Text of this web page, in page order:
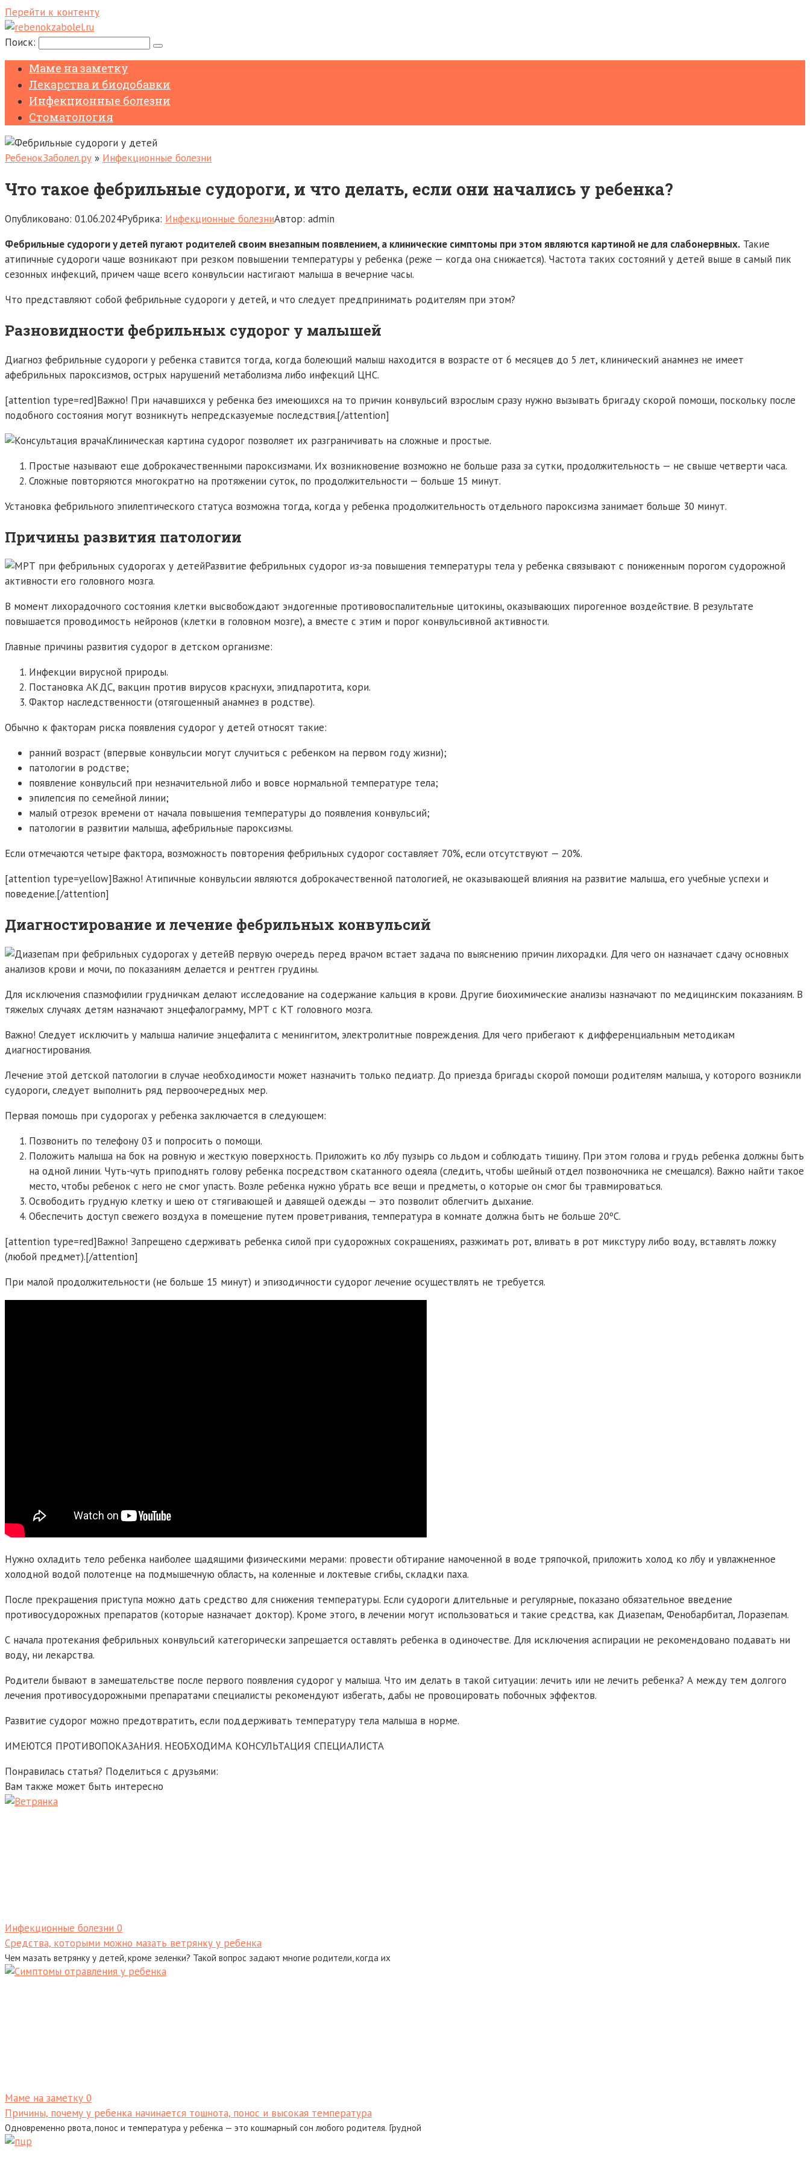
Перейти к контенту
Поиск:
Маме на заметку
Лекарства и биодобавки
Инфекционные болезни
Стоматология
РебенокЗаболел.ру » Инфекционные болезни
Что такое фебрильные судороги, и что делать, если они начались у ребенка?
Опубликовано: 01.06.2024Рубрика: Инфекционные болезниАвтор: admin
Фебрильные судороги у детей пугают родителей своим внезапным появлением, а клинические симптомы при этом являются картиной не для слабонервных. Такие
атипичные судороги чаще возникают при резком повышении температуры у ребенка (реже — когда она снижается). Частота таких состояний у детей выше в самый пик
сезонных инфекций, причем чаще всего конвульсии настигают малыша в вечерние часы.
Что представляют собой фебрильные судороги у детей, и что следует предпринимать родителям при этом?
Разновидности фебрильных судорог у малышей
Диагноз фебрильные судороги у ребенка ставится тогда, когда болеющий малыш находится в возрасте от 6 месяцев до 5 лет, клинический анамнез не имеет
афебрильных пароксизмов, острых нарушений метаболизма либо инфекций ЦНС.
[attention type=red]Важно! При начавшихся у ребенка без имеющихся на то причин конвульсий взрослым сразу нужно вызывать бригаду скорой помощи, поскольку после
подобного состояния могут возникнуть непредсказуемые последствия.[/attention]
Клиническая картина судорог позволяет их разграничивать на сложные и простые.
Простые называют еще доброкачественными пароксизмами. Их возникновение возможно не больше раза за сутки, продолжительность — не свыше четверти часа.
Сложные повторяются многократно на протяжении суток, по продолжительности — больше 15 минут.
Установка фебрильного эпилептического статуса возможна тогда, когда у ребенка продолжительность отдельного пароксизма занимает больше 30 минут.
Причины развития патологии
Развитие фебрильных судорог из-за повышения температуры тела у ребенка связывают с пониженным порогом судорожной
активности его головного мозга.
В момент лихорадочного состояния клетки высвобождают эндогенные противовоспалительные цитокины, оказывающих пирогенное воздействие. В результате
повышается проводимость нейронов (клетки в головном мозге), а вместе с этим и порог конвульсивной активности.
Главные причины развития судорог в детском организме:
Инфекции вирусной природы.
Постановка АКДС, вакцин против вирусов краснухи, эпидпаротита, кори.
Фактор наследственности (отягощенный анамнез в родстве).
Обычно к факторам риска появления судорог у детей относят такие:
ранний возраст (впервые конвульсии могут случиться с ребенком на первом году жизни);
патологии в родстве;
появление конвульсий при незначительной либо и вовсе нормальной температуре тела;
эпилепсия по семейной линии;
малый отрезок времени от начала повышения температуры до появления конвульсий;
патологии в развитии малыша, афебрильные пароксизмы.
Если отмечаются четыре фактора, возможность повторения фебрильных судорог составляет 70%, если отсутствуют — 20%.
[attention type=yellow]Важно! Атипичные конвульсии являются доброкачественной патологией, не оказывающей влияния на развитие малыша, его учебные успехи и
поведение.[/attention]
Диагностирование и лечение фебрильных конвульсий
В первую очередь перед врачом встает задача по выяснению причин лихорадки. Для чего он назначает сдачу основных
анализов крови и мочи, по показаниям делается и рентген грудины.
Для исключения спазмофилии грудничкам делают исследование на содержание кальция в крови. Другие биохимические анализы назначают по медицинским показаниям. В
тяжелых случаях детям назначают энцефалограмму, МРТ с КТ головного мозга.
Важно! Следует исключить у малыша наличие энцефалита с менингитом, электролитные повреждения. Для чего прибегают к дифференциальным методикам
диагностирования.
Лечение этой детской патологии в случае необходимости может назначить только педиатр. До приезда бригады скорой помощи родителям малыша, у которого возникли
судороги, следует выполнить ряд первоочередных мер.
Первая помощь при судорогах у ребенка заключается в следующем:
Позвонить по телефону 03 и попросить о помощи.
Положить малыша на бок на ровную и жесткую поверхность. Приложить ко лбу пузырь со льдом и соблюдать тишину. При этом голова и грудь ребенка должны быть
на одной линии. Чуть-чуть приподнять голову ребенка посредством скатанного одеяла (следить, чтобы шейный отдел позвоночника не смещался). Важно найти такое
место, чтобы ребенок с него не смог упасть. Возле ребенка нужно убрать все вещи и предметы, о которые он смог бы травмироваться.
Освободить грудную клетку и шею от стягивающей и давящей одежды — это позволит облегчить дыхание.
Обеспечить доступ свежего воздуха в помещение путем проветривания, температура в комнате должна быть не больше 20ºС.
[attention type=red]Важно! Запрещено сдерживать ребенка силой при судорожных сокращениях, разжимать рот, вливать в рот микстуру либо воду, вставлять ложку
(любой предмет).[/attention]
При малой продолжительности (не больше 15 минут) и эпизодичности судорог лечение осуществлять не требуется.
Нужно охладить тело ребенка наиболее щадящими физическими мерами: провести обтирание намоченной в воде тряпочкой, приложить холод ко лбу и увлажненное
холодной водой полотенце на подмышечную область, на коленные и локтевые сгибы, складки паха.
После прекращения приступа можно дать средство для снижения температуры. Если судороги длительные и регулярные, показано обязательное введение
противосудорожных препаратов (которые назначает доктор). Кроме этого, в лечении могут использоваться и такие средства, как Диазепам, Фенобарбитал, Лоразепам.
С начала протекания фебрильных конвульсий категорически запрещается оставлять ребенка в одиночестве. Для исключения аспирации не рекомендовано подавать ни
воду, ни лекарства.
Родители бывают в замешательстве после первого появления судорог у малыша. Что им делать в такой ситуации: лечить или не лечить ребенка? А между тем долгого
лечения противосудорожными препаратами специалисты рекомендуют избегать, дабы не провоцировать побочных эффектов.
Развитие судорог можно предотвратить, если поддерживать температуру тела малыша в норме.
ИМЕЮТСЯ ПРОТИВОПОКАЗАНИЯ. НЕОБХОДИМА КОНСУЛЬТАЦИЯ СПЕЦИАЛИСТА
Понравилась статья? Поделиться с друзьями:
Вам также может быть интересно
Инфекционные болезни 0
Средства, которыми можно мазать ветрянку у ребенка
Чем мазать ветрянку у детей, кроме зеленки? Такой вопрос задают многие родители, когда их
Маме на заметку 0
Причины, почему у ребенка начинается тошнота, понос и высокая температура
Одновременно рвота, понос и температура у ребенка — это кошмарный сон любого родителя. Грудной